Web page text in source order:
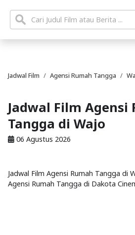
Jadwal Film Agensi Rumah Tangga
Jadwal Film Agensi
Tangga di Wajo
06 Agustus 2026
Jadwal Film Agensi Rumah Tangga di
Agensi Rumah Tangga di Dakota